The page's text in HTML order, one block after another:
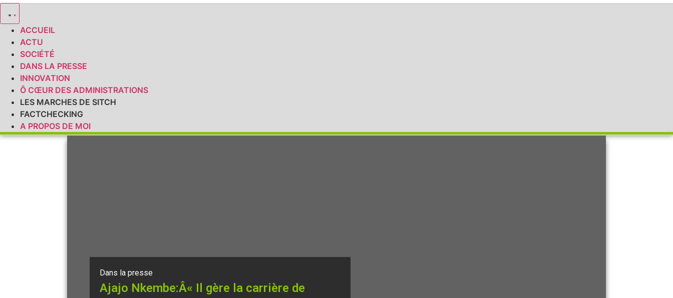
ACCUEIL
ACTU
SOCIÉTÉ
DANS LA PRESSE
INNOVATION
Ô CŒUR DES ADMINISTRATIONS
LES MARCHES DE SITCH
FACTCHECKING
A PROPOS DE MOI
Dans la presse
Ajajo Nkembe:Â« Il gère la carrière de